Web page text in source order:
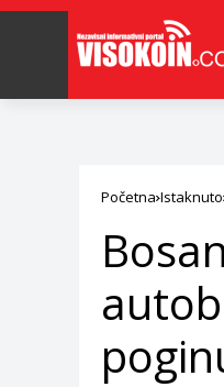
Početna Istaknuto